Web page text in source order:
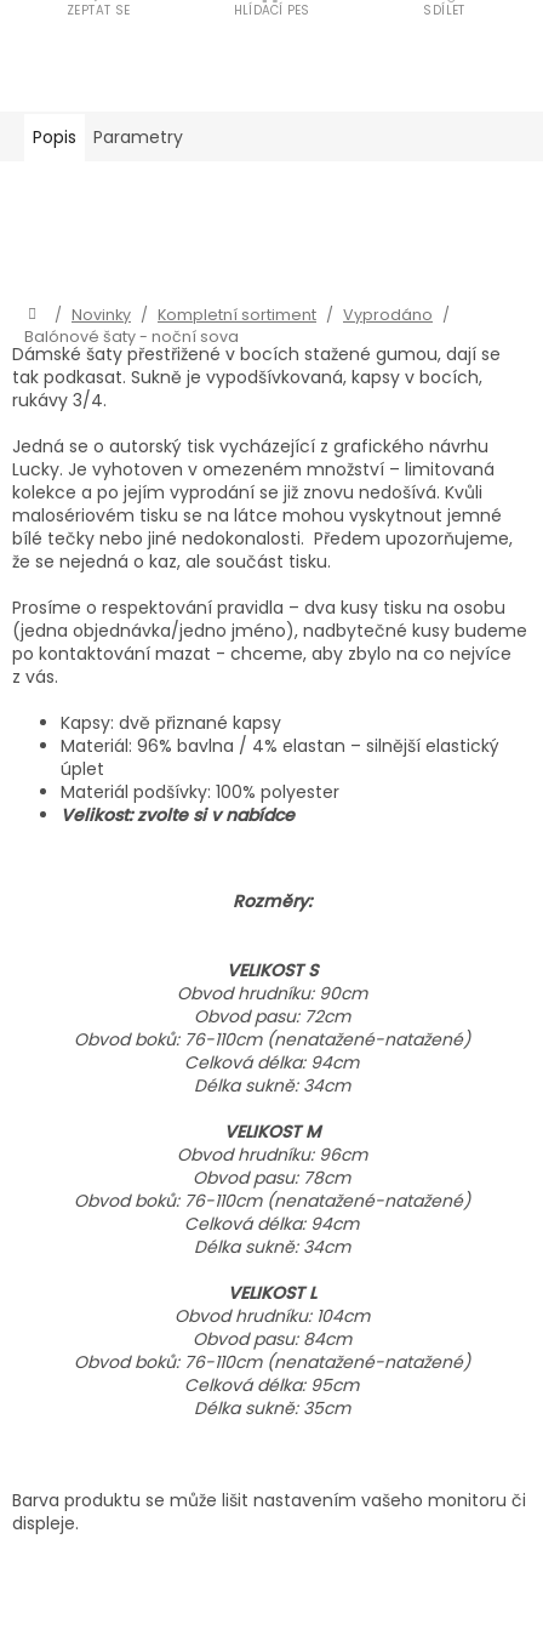
ZEPTAT SE HLÍDACÍ PES SDÍLET
Popis Parametry
Domů
/ Novinky / Kompletní sortiment / Vyprodáno /
Balónové šaty - noční sova
Dámské šaty přestřižené v bocích stažené gumou, dají se
tak podkasat. Sukně je vypodšívkovaná, kapsy v bocích,
rukávy 3/4.
Jedná se o autorský tisk vycházející z grafického návrhu
Lucky. Je vyhotoven v omezeném množství – limitovaná
kolekce a po jejím vyprodání se již znovu nedošívá. Kvůli
malosériovém tisku se na látce mohou vyskytnout jemné
bílé tečky nebo jiné nedokonalosti. Předem upozorňujeme,
že se nejedná o kaz, ale součást tisku.
Prosíme o respektování pravidla – dva kusy tisku na osobu
(jedna objednávka/jedno jméno), nadbytečné kusy budeme
po kontaktování mazat - chceme, aby zbylo na co nejvíce
z vás.
Kapsy: dvě přiznané kapsy
Materiál: 96% bavlna / 4% elastan – silnější elastický
úplet
Materiál podšívky: 100% polyester
Velikost: zvolte si v nabídce
Rozměry:
VELIKOST S
Obvod hrudníku: 90cm
Obvod pasu: 72cm
Obvod boků: 76-110cm (nenatažené-natažené)
Celková délka: 94cm
Délka sukně: 34cm
VELIKOST M
Obvod hrudníku: 96cm
Obvod pasu: 78cm
Obvod boků: 76-110cm (nenatažené-natažené)
Celková délka: 94cm
Délka sukně: 34cm
VELIKOST L
Obvod hrudníku: 104cm
Obvod pasu: 84cm
Obvod boků: 76-110cm (nenatažené-natažené)
Celková délka: 95cm
Délka sukně: 35cm
Barva produktu se může lišit nastavením vašeho monitoru či
displeje.